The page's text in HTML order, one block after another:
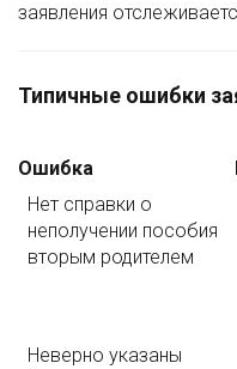
заявления
Типичные ошибки
Ошибка
Нет справки о
неполучении пособия
вторым родителем
Неверно указаны